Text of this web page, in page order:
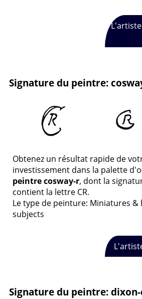
Signature du peintre:
Obtenez un résultat rapide de
investissement dans la palette
peintre cosway-r, dont la
contient la lettre CR.
Le type de peinture: Miniatures &
subjects
Signature du peintre: dixon-